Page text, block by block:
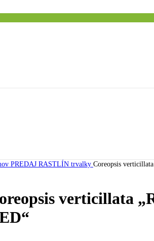
PREDAJ RASTLÍN trvalky Coreopsis
verticillata